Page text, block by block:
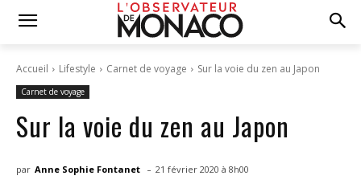
Accueil Lifestyle Carnet de voyage Sur la voie du zen au Japon
Carnet de voyage
Sur la voie du zen au Japon
par Anne Sophie Fontanet - 21 février 2020 à 8h00